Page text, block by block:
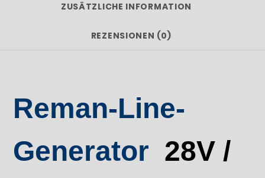
ZUSÄTZLICHE INFORMATION
REZENSIONEN (0)
Reman-Line-
Generator 28V /